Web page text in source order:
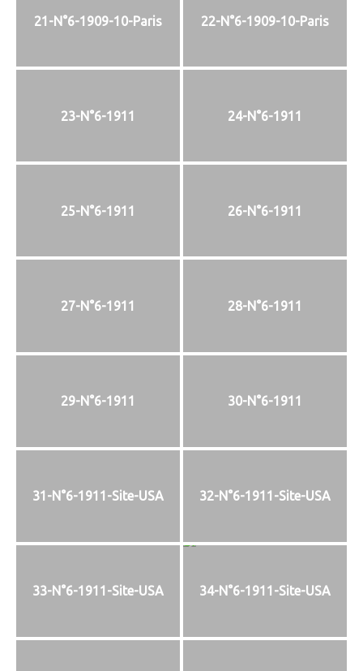
21-N°6-1909-10-Paris 22-N°6-1909-10-Paris
23-N°6-1911 24-N°6-1911
25-N°6-1911 26-N°6-1911
27-N°6-1911 28-N°6-1911
29-N°6-1911 30-N°6-1911
31-N°6-1911-Site-USA 32-N°6-1911-Site-USA
33-N°6-1911-Site-USA 34-N°6-1911-Site-USA